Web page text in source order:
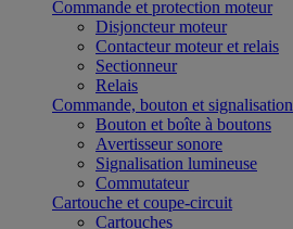
Commande et protection moteur
Disjoncteur moteur
Contacteur moteur et relais
Sectionneur
Relais
Commande, bouton et signalisation
Bouton et boîte à boutons
Avertisseur sonore
Signalisation lumineuse
Commutateur
Cartouche et coupe-circuit
Cartouches